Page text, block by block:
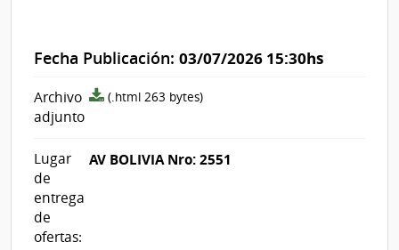
Fecha Publicación: 03/07/2026 15:30hs
Archivo
adjunto
archivo
(.html 263 bytes)
Lugar
de
entrega
de
ofertas:
AV BOLIVIA Nro: 2551